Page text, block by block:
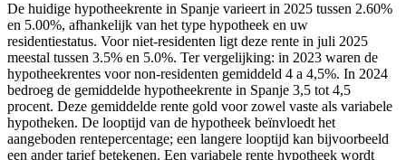
De huidige hypotheekrente in Spanje varieert in 2025 tussen 2.60%
en 5.00%, afhankelijk van het type hypotheek en uw
residentiestatus. Voor niet-residenten ligt deze rente in juli 2025
meestal tussen 3.5% en 5.0%. Ter vergelijking: in 2023 waren de
hypotheekrentes voor non-residenten gemiddeld 4 a 4,5%. In 2024
bedroeg de gemiddelde hypotheekrente in Spanje 3,5 tot 4,5
procent. Deze gemiddelde rente gold voor zowel vaste als variabele
hypotheken. De looptijd van de hypotheek beïnvloedt het
aangeboden rentepercentage; een langere looptijd kan bijvoorbeeld
een ander tarief betekenen. Een variabele rente hypotheek wordt